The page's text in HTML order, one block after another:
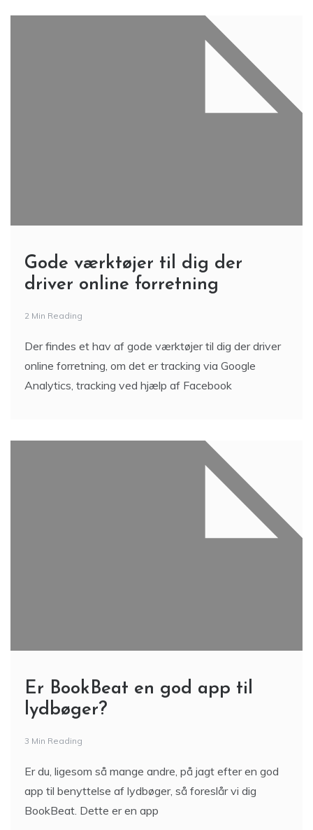
Gode værktøjer til dig der
driver online forretning
2 Min Reading
Der findes et hav af gode værktøjer til dig der driver
online forretning, om det er tracking via Google
Analytics, tracking ved hjælp af Facebook
Er BookBeat en god app til
lydbøger?
3 Min Reading
Er du, ligesom så mange andre, på jagt efter en god
app til benyttelse af lydbøger, så foreslår vi dig
BookBeat. Dette er en app